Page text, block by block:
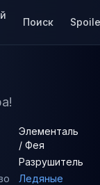
Поиск
Элементаль
/ Фея
Разрушитель
Ледяные